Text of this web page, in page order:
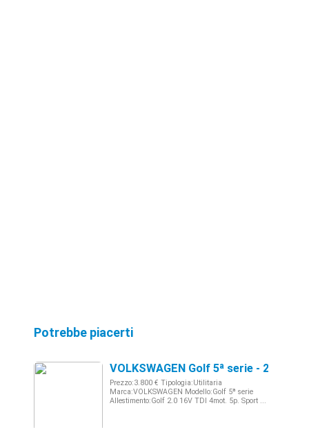
Potrebbe piacerti
VOLKSWAGEN Golf 5ª serie - 2004 12
Prezzo:3.800 € Tipologia:Utilitaria
Marca:VOLKSWAGEN Modello:Golf 5ª serie
Allestimento:Golf 2.0 16V TDI 4mot. 5p. Sport ...